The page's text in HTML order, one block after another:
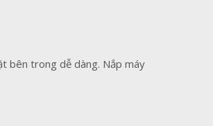
bên trong dễ dàng. Nắp máy